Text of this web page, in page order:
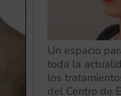
Un espacio
toda la
los
del Centro de